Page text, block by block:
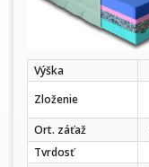
Výška
Zloženie
Ort. záťaž
Tvrdosť